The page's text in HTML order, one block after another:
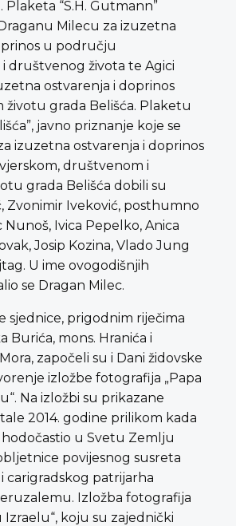
Plaketa “S.H. Gutmann”
Milecu za izuzetna
u području
društvenog života te Agici
ostvarenja i doprinos
životu grada Belišća. Plaketu
javno priznanje koje se
izuzetna ostvarenja i doprinos
društvenom i
grada Belišća dobili su
Zvonimir Iveković, posthumno
Ivica Pepelko, Anica
Josip Kozina, Vlado Jung
U ime ovogodišnjih
se Dragan Milec.
sjednice, prigodnim riječima
Burića, mons. Hranića i
započeli su i Dani židovske
izložbe fotografija „Papa
Na izložbi su prikazane
2014. godine prilikom kada
hodočastio u Svetu Zemlju
povijesnog susreta
carigradskog patrijarha
Izložba fotografija
Izraelu“, koju su zajednički